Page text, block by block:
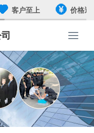
客户至上 价格透
T
o
g
g
l
e
n
a
v